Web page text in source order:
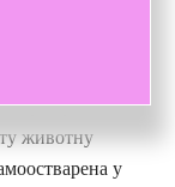
туге и
то протумачиш
животну
у